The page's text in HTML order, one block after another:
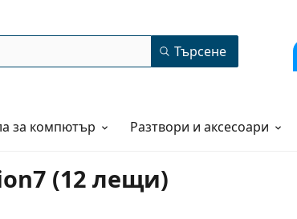
Търсене
за компютър Разтвори и аксесоари
(12 лещи)